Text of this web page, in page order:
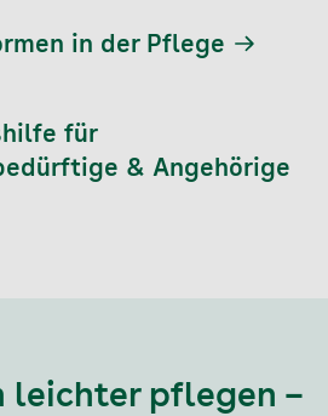
in der Pflege
für
& Angehörige
leichter pflegen –